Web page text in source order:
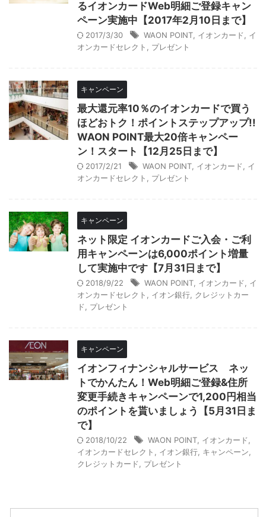
るイオンカードWeb明細ご登録キャン
ペーン実施中【2017年2月10日まで】
2017/3/30 WAON POINT イオンカード
イ
オンカードセレクト
プレゼント
キャンペーン
最大還元率10％のイオンカードで買う
ほどおトク！ポイントステップアップ!!
WAON POINT最大20倍キャンペー
ン！スタート【12月25日まで】
2017/2/21 WAON POINT イオンカード
イ
オンカードセレクト
プレゼント
キャンペーン
ネット限定 イオンカードご入会・ご利
用キャンペーンは6,000ポイント増量
して実施中です【7月31日まで】
2018/9/22 WAON POINT イオンカード
イ
オンカードセレクト
イオン銀行 クレジットカー
ド
プレゼント
キャンペーン
イオンフィナンシャルサービス ネッ
トでかんたん！Web明細ご登録&住所
変更手続きキャンペーンで1,200円相当
のポイントを貰いましょう【5月31日ま
で】
2018/10/22 WAON POINT イオンカード
イオンカードセレクト
イオン銀行 キャンペーン
クレジットカード
プレゼント